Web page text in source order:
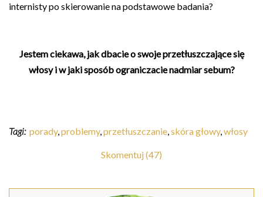
internisty po skierowanie na podstawowe badania?
Jestem ciekawa, jak dbacie o swoje przetłuszczające się
włosy i w jaki sposób ograniczacie nadmiar sebum?
Tagi: porady,problemy,przetłuszczanie,skóra głowy,włosy
Skomentuj (47)